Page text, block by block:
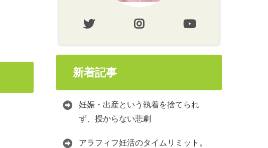
新着記事
妊娠・出産という執着を捨てられ
ず、授からない悲劇
アラフィフ妊活のタイムリミット。